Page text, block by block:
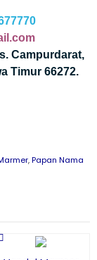
Campurdarat,
Timur 66272.
,Papan Nama